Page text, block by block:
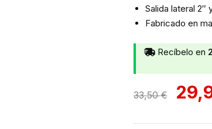
Salida lateral 2″
Fabricado en
Recíbelo en
33,50€